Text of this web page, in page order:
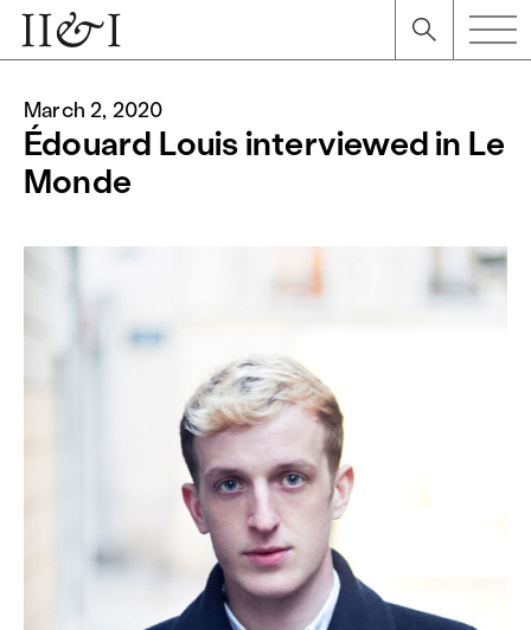
March 2, 2020
Édouard Louis interviewed in Le
Monde